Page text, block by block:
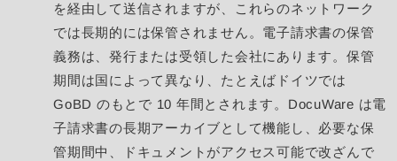
を経由して送信されますが、これらのネットワーク
では長期的には保管されません。電子請求書の保管
義務は、発行または受領した会社にあります。保管
期間は国によって異なり、たとえばドイツでは
GoBD のもとで 10 年間とされます。DocuWare は電
子請求書の長期アーカイブとして機能し、必要な保
管期間中、ドキュメントがアクセス可能で改ざんで